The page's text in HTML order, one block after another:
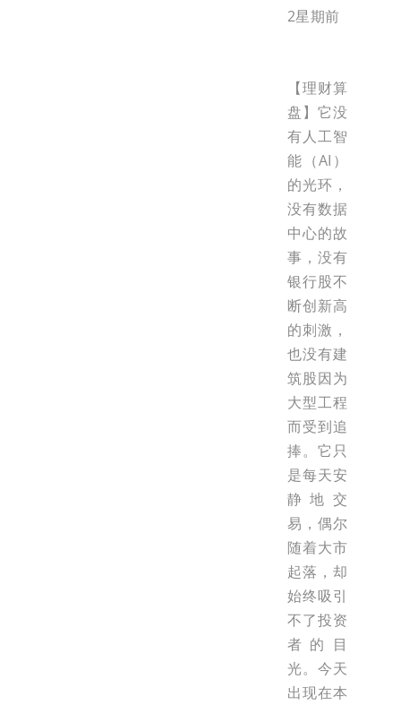
2星期前
【理财算
盘】它没
有人工智
能（AI）
的光环，
没有数据
中心的故
事，没有
银行股不
断创新高
的刺激，
也没有建
筑股因为
大型工程
而受到追
捧。它只
是每天安
静地交
易，偶尔
随着大市
起落，却
始终吸引
不了投资
者的目
光。今天
出现在本